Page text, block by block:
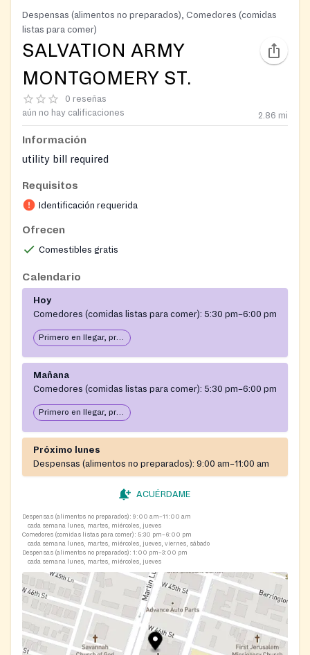
Despensas (alimentos no preparados), Comedores (comidas
listas para comer)
SALVATION ARMY
MONTGOMERY ST.
0 reseñas
aún no hay calificaciones
2.86 mi
Información
utility bill required
Requisitos
Identificación requerida
Ofrecen
Comestibles gratis
Calendario
Hoy
Comedores (comidas listas para comer): 5:30 pm–6:00 pm
Primero en llegar, primero en servir: abierto hasta que se acabe la comida
Mañana
Comedores (comidas listas para comer): 5:30 pm–6:00 pm
Primero en llegar, primero en servir: abierto hasta que se acabe la comida
Próximo lunes
Despensas (alimentos no preparados): 9:00 am–11:00 am
ACUÉRDAME
Despensas (alimentos no preparados): 9:00 am–11:00 am
cada semana lunes, martes, miércoles, jueves
Comedores (comidas listas para comer): 5:30 pm–6:00 pm
cada semana lunes, martes, miércoles, jueves, viernes, sábado
Despensas (alimentos no preparados): 1:00 pm–3:00 pm
cada semana lunes, martes, miércoles, jueves